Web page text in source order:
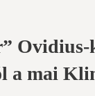
a mai